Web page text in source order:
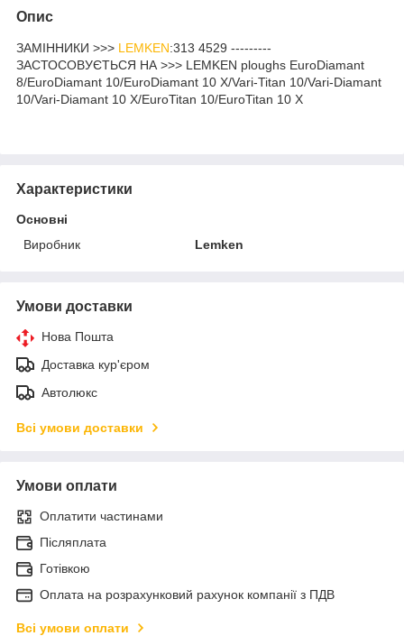
Опис
ЗАМІННИКИ >>> LEMKEN:313 4529 ---------
ЗАСТОСОВУЄТЬСЯ НА >>> LEMKEN ploughs EuroDiamant
8/EuroDiamant 10/EuroDiamant 10 X/Vari-Titan 10/Vari-Diamant
10/Vari-Diamant 10 X/EuroTitan 10/EuroTitan 10 X
Характеристики
Основні
Виробник
Lemken
Умови доставки
Нова Пошта
Доставка кур'єром
Автолюкс
Всі умови доставки
Умови оплати
Оплатити частинами
Післяплата
Готівкою
Оплата на розрахунковий рахунок компанії з ПДВ
Всі умови оплати